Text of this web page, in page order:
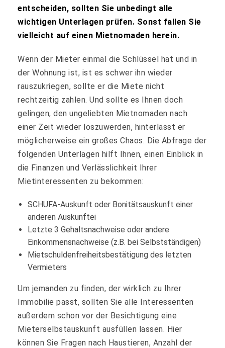
entscheiden, sollten Sie unbedingt alle
wichtigen Unterlagen prüfen. Sonst fallen Sie
vielleicht auf einen Mietnomaden herein.
Wenn der Mieter einmal die Schlüssel hat und in
der Wohnung ist, ist es schwer ihn wieder
rauszukriegen, sollte er die Miete nicht
rechtzeitig zahlen. Und sollte es Ihnen doch
gelingen, den ungeliebten Mietnomaden nach
einer Zeit wieder loszuwerden, hinterlässt er
möglicherweise ein großes Chaos. Die Abfrage der
folgenden Unterlagen hilft Ihnen, einen Einblick in
die Finanzen und Verlässlichkeit Ihrer
Mietinteressenten zu bekommen:
SCHUFA-Auskunft oder Bonitätsauskunft einer
anderen Auskunftei
Letzte 3 Gehaltsnachweise oder andere
Einkommensnachweise (z.B. bei Selbstständigen)
Mietschuldenfreiheitsbestätigung des letzten
Vermieters
Um jemanden zu finden, der wirklich zu Ihrer
Immobilie passt, sollten Sie alle Interessenten
außerdem schon vor der Besichtigung eine
Mieterselbstauskunft ausfüllen lassen. Hier
können Sie Fragen nach Haustieren, Anzahl der